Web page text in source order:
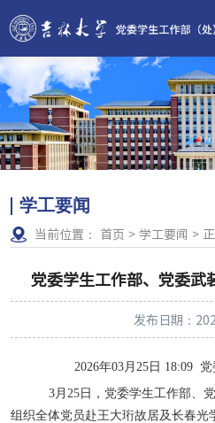
学工要闻
当前位置： 首页 > 学工要闻 >
党委学生工作部、党委武
发布日期：
2026年03月 25日 18:09
3月 25 日，党委学生工作部、
组织全体党员赴王大珩故居及长春光